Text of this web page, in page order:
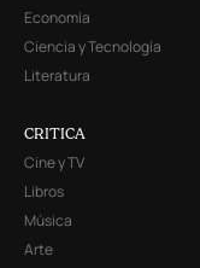
Economía
Ciencia y Tecnología
Literatura
CRITICA
Cine y TV
Libros
Música
Arte